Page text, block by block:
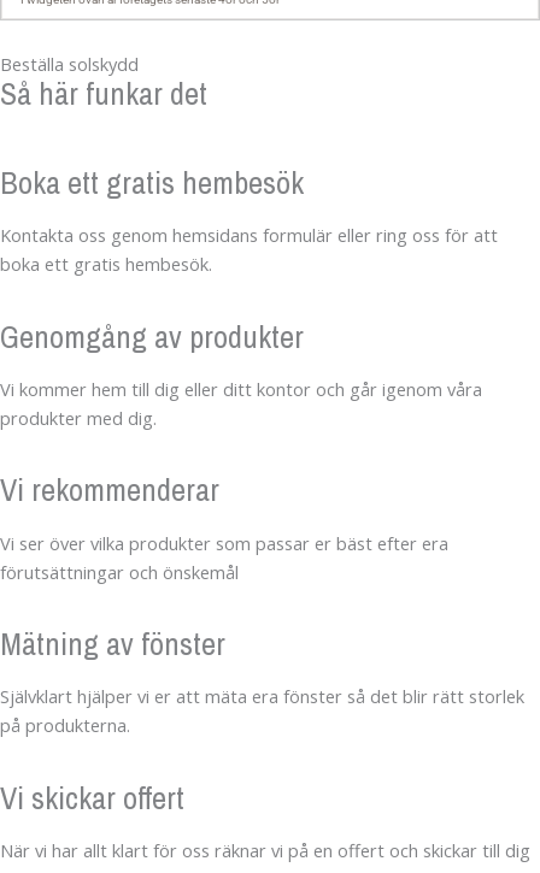
Beställa solskydd
Så här funkar det
Boka ett gratis hembesök
Kontakta oss genom hemsidans formulär eller ring oss för att
boka ett gratis hembesök.
Genomgång av produkter
Vi kommer hem till dig eller ditt kontor och går igenom våra
produkter med dig.
Vi rekommenderar
Vi ser över vilka produkter som passar er bäst efter era
förutsättningar och önskemål
Mätning av fönster
Självklart hjälper vi er att mäta era fönster så det blir rätt storlek
på produkterna.
Vi skickar offert
När vi har allt klart för oss räknar vi på en offert och skickar till dig